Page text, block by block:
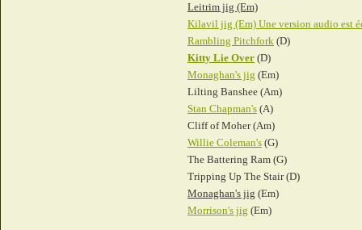
Leitrim jig (Em)
Kilavil jig (Em) Une version audio est
Rambling Pitchfork (D)
Kitty Lie Over (D)
Monaghan's jig (Em)
Lilting Banshee (Am)
Stan Chapman's (A)
Cliff of Moher (Am)
Willie Coleman's (G)
The Battering Ram (G)
Tripping Up The Stair (D)
Monaghan's jig (Em)
Morrison's jig (Em)